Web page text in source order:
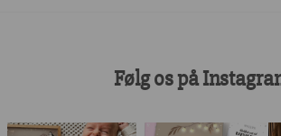
Følg os på